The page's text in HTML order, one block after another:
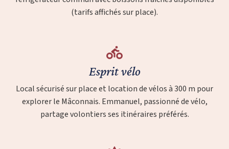
(tarifs affichés sur place).
Esprit vélo
Local sécurisé sur place et location de vélos à 300 m pour
explorer le Mâconnais. Emmanuel, passionné de vélo,
partage volontiers ses itinéraires préférés.